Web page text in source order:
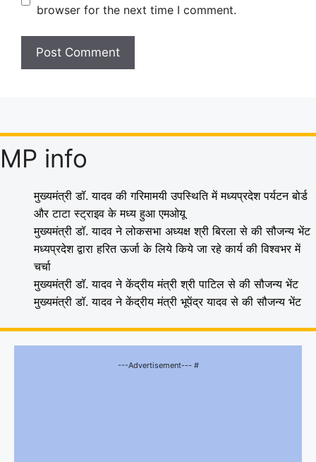
browser for the next time I comment.
MP info
मुख्यमंत्री डॉ. यादव की गरिमामयी उपस्थिति में मध्यप्रदेश पर्यटन बोर्ड
और टाटा स्ट्राइव के मध्य हुआ एमओयू
मुख्यमंत्री डॉ. यादव ने लोकसभा अध्यक्ष श्री बिरला से की सौजन्य भेंट
मध्यप्रदेश द्वारा हरित ऊर्जा के लिये किये जा रहे कार्य की विश्वभर में
चर्चा
मुख्यमंत्री डॉ. यादव ने केंद्रीय मंत्री श्री पाटिल से की सौजन्य भेंट
मुख्यमंत्री डॉ. यादव ने केंद्रीय मंत्री भूपेंद्र यादव से की सौजन्य भेंट
---Advertisement--- #